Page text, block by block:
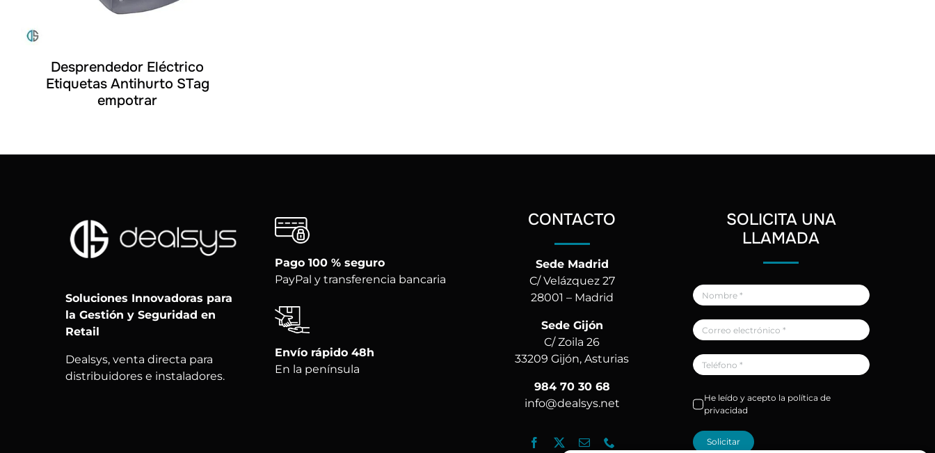
Desprendedor Eléctrico
Etiquetas Antihurto STag
empotrar
Soluciones Innovadoras para
la Gestión y Seguridad en
Retail
Dealsys, venta directa para
distribuidores e instaladores.
Pago 100 % seguro
PayPal y transferencia bancaria
Envío rápido 48h
En la península
CONTACTO
Sede Madrid
C/ Velázquez 27
28001 – Madrid
Sede Gijón
C/ Zoila 26
33209 Gijón, Asturias
984 70 30 68
info@dealsys.net
SOLICITA UNA
LLAMADA
He leído y acepto la política de
privacidad
Solicitar